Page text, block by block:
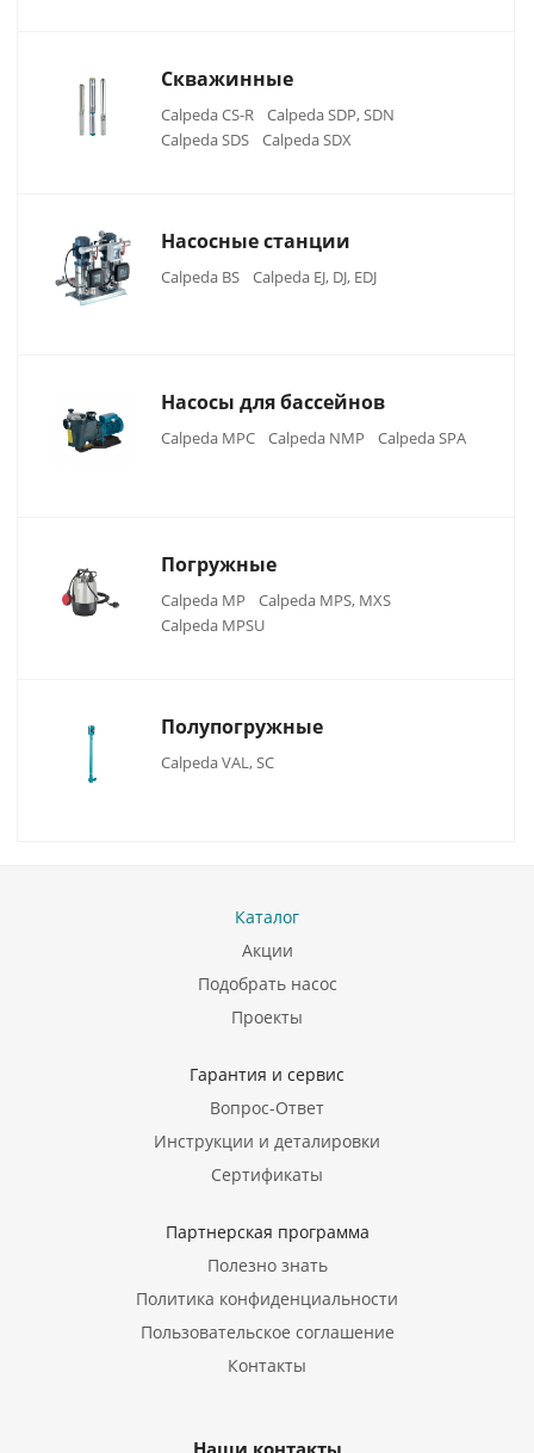
Скважинные
Calpeda CS-R
Calpeda SDP, SDN
Calpeda SDS
Calpeda SDX
Насосные станции
Calpeda BS Calpeda EJ, DJ, EDJ
Насосы для бассейнов
Calpeda MPC Calpeda NMP Calpeda SPA
Погружные
Calpeda MP
Calpeda MPS, MXS
Calpeda MPSU
Полупогружные
Calpeda VAL, SC
Каталог
Акции
Подобрать насос
Проекты
Гарантия и сервис
Вопрос-Ответ
Инструкции и деталировки
Сертификаты
Партнерская программа
Полезно знать
Политика конфиденциальности
Пользовательское соглашение
Контакты
Наши контакты